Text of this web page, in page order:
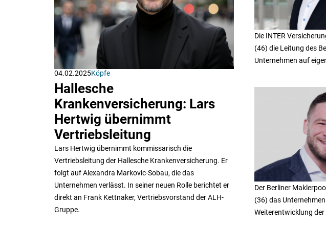
04.02.2025Köpfe
Hallesche
Krankenversicherung: Lars
Hertwig übernimmt
Vertriebsleitung
Lars Hertwig übernimmt kommissarisch die
Vertriebsleitung der Hallesche Krankenversicherung. Er
folgt auf Alexandra Markovic-Sobau, die das
Unternehmen verlässt. In seiner neuen Rolle berichtet er
direkt an Frank Kettnaker, Vertriebsvorstand der ALH-
Gruppe.
Die INTER
(46) die Leitung des
Unternehmen auf
Der Berliner
(36) das
Weiterentwicklung